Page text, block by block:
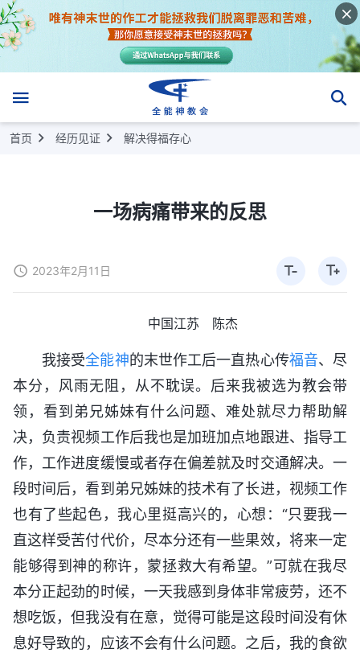
首页 经历见证 解决得福存心
一场病痛带来的反思
2023年2月11日
中国江苏 陈杰
我接受全能神的末世作工后一直热心传福音、尽
本分，风雨无阻，从不耽误。后来我被选为教会带
领，看到弟兄姊妹有什么问题、难处就尽力帮助解
决，负责视频工作后我也是加班加点地跟进、指导工
作，工作进度缓慢或者存在偏差就及时交通解决。一
段时间后，看到弟兄姊妹的技术有了长进，视频工作
也有了些起色，我心里挺高兴的，心想：“只要我一
直这样受苦付代价，尽本分还有一些果效，将来一定
能够得到神的称许，蒙拯救大有希望。”可就在我尽
本分正起劲的时候，一天我感到身体非常疲劳，还不
想吃饭，但我没有在意，觉得可能是这段时间没有休
息好导致的，应该不会有什么问题。之后，我的食欲